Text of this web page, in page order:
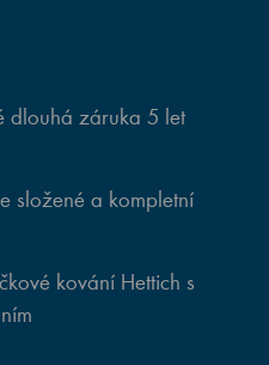
dlouhá záruka 5 let
složené a kompletní
kování Hettich s